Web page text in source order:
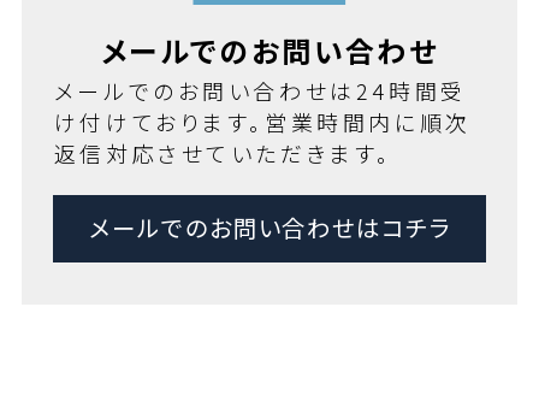
メールでのお問い合わせ
メールでのお問い合わせは24時間受
け付けております。営業時間内に順次
返信対応させていただきます。
メールでのお問い合わせはコチラ